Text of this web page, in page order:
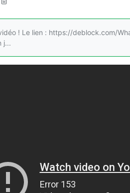
! Le lien : https://deblock.com/
j...